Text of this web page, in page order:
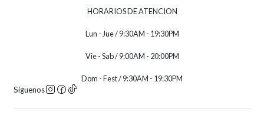
HORARIOS DE ATENCION
Lun - Jue / 9:30AM - 19:30PM
Vie - Sab / 9:00AM - 20:00PM
Dom - Fest / 9:30AM - 19:30PM
Síguenos